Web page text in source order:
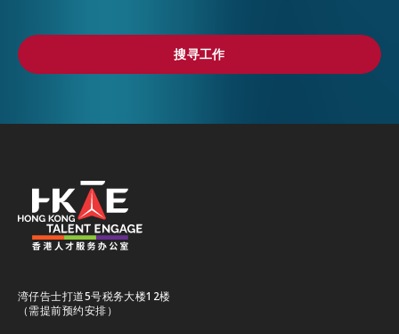
搜寻工作
搜寻工作
湾仔告士打道5号税务大楼12楼
（需提前预约安排）